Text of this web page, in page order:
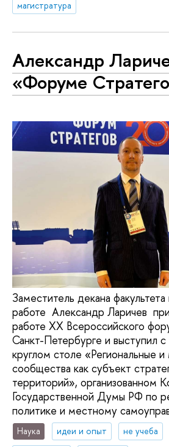
магистратура
Александр
«Форуме
Заместитель декана
работе Александр Ларичев
работе XX Всероссийского
Санкт-Петербурге и выступил
круглом столе «Региональные
сообщества как субъект
территорий», организованном
Государственной Думы РФ по
политике и местному
Наука идеи и опыт
не учеба